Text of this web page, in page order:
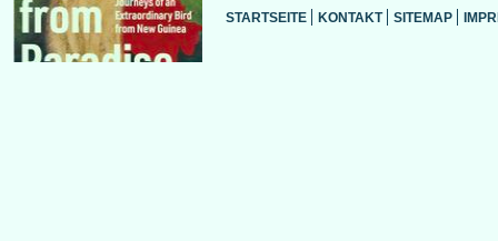
STARTSEITE KONTAKT SITEMAP